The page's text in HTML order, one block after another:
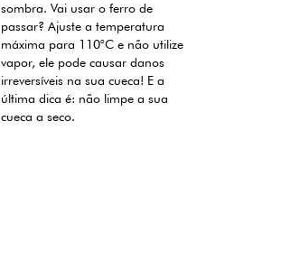
sombra. Vai usar o ferro de
passar? Ajuste a temperatura
máxima para 110°C e não utilize
vapor, ele pode causar danos
irreversíveis na sua cueca! E a
última dica é: não limpe a sua
cueca a seco.